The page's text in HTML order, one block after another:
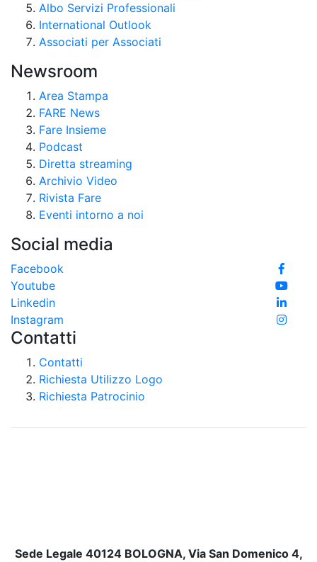
Albo Servizi Professionali
International Outlook
Associati per Associati
Newsroom
Area Stampa
FARE News
Fare Insieme
Podcast
Diretta streaming
Archivio Video
Rivista Fare
Eventi intorno a noi
Social media
Facebook
Youtube
Linkedin
Instagram
Contatti
Contatti
Richiesta Utilizzo Logo
Richiesta Patrocinio
Sede Legale 40124 BOLOGNA, Via San Domenico 4,